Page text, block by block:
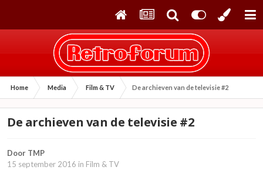
Home Media Film & TV De archieven van de televisie #2
De archieven van de televisie #2
Door TMP
15 september 2016 in Film & TV